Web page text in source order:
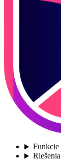
Funkcie
Riešenia